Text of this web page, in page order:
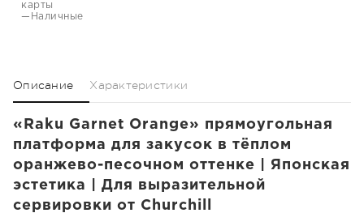
карты
—Наличные
Описание Характеристики
«Raku Garnet Orange» прямоугольная
платформа для закусок в тёплом
оранжево-песочном оттенке | Японская
эстетика | Для выразительной
сервировки от Churchill